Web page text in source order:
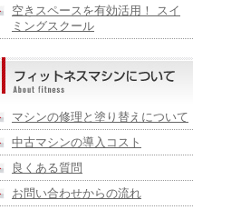
空きスペースを有効活用！ スイ
ミングスクール
マシンの修理と塗り替えについて
中古マシンの導入コスト
良くある質問
お問い合わせからの流れ